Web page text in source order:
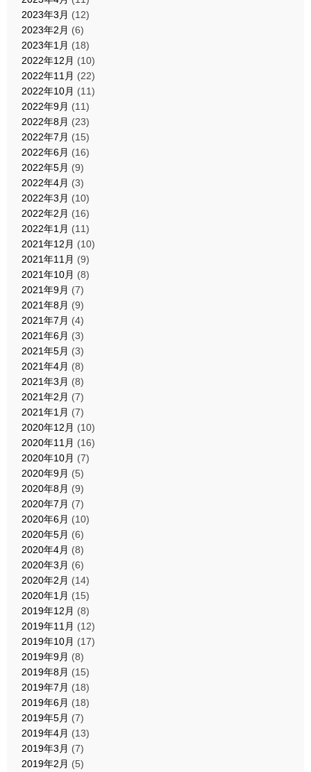
2023年3月 (12)
2023年2月 (6)
2023年1月 (18)
2022年12月 (10)
2022年11月 (22)
2022年10月 (11)
2022年9月 (11)
2022年8月 (23)
2022年7月 (15)
2022年6月 (16)
2022年5月 (9)
2022年4月 (3)
2022年3月 (10)
2022年2月 (16)
2022年1月 (11)
2021年12月 (10)
2021年11月 (9)
2021年10月 (8)
2021年9月 (7)
2021年8月 (9)
2021年7月 (4)
2021年6月 (3)
2021年5月 (3)
2021年4月 (8)
2021年3月 (8)
2021年2月 (7)
2021年1月 (7)
2020年12月 (10)
2020年11月 (16)
2020年10月 (7)
2020年9月 (5)
2020年8月 (9)
2020年7月 (7)
2020年6月 (10)
2020年5月 (6)
2020年4月 (8)
2020年3月 (6)
2020年2月 (14)
2020年1月 (15)
2019年12月 (8)
2019年11月 (12)
2019年10月 (17)
2019年9月 (8)
2019年8月 (15)
2019年7月 (18)
2019年6月 (18)
2019年5月 (7)
2019年4月 (13)
2019年3月 (7)
2019年2月 (5)